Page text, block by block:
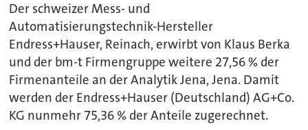
Der schweizer Mess- und
Automatisierungstechnik-Hersteller
Endress+Hauser, Reinach, erwirbt von Klaus Berka
und der bm-t Firmengruppe weitere 27,56 % der
Firmenanteile an der Analytik Jena, Jena. Damit
werden der Endress+Hauser (Deutschland) AG+Co.
KG nunmehr 75,36 % der Anteile zugerechnet.